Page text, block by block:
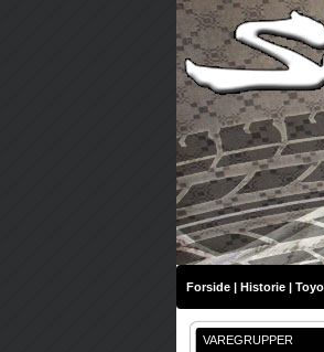
Forside | Historie |
VAREGRUPPER